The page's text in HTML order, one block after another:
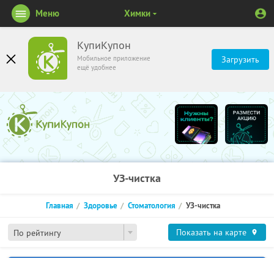
КупиКупон
Мобильное приложение
ещё удобнее
Загрузить
Меню Химки
УЗ-чистка
По рейтингу
Главная Здоровье Стоматология УЗ-чистка
Показать на карте